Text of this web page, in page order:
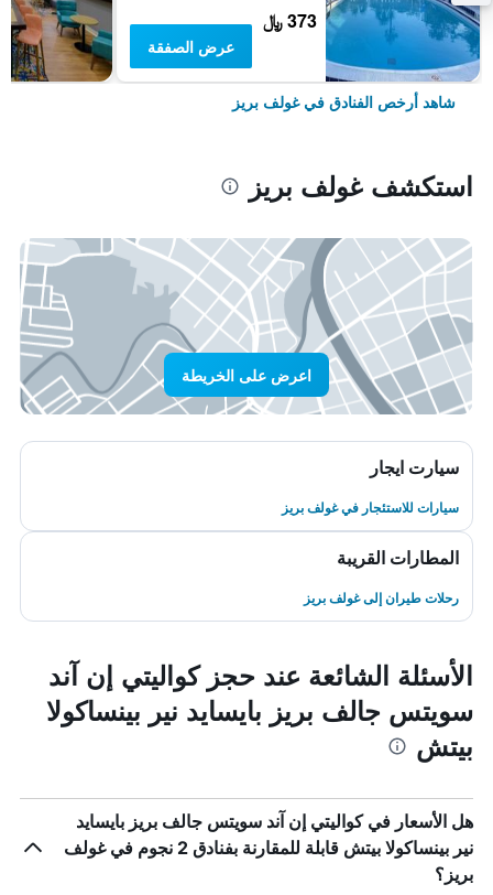
373 ﷼
عرض الصفقة
شاهد أرخص الفنادق في غولف بريز
استكشف غولف بريز
اعرض على الخريطة
سيارت ايجار
سيارات للاستئجار في غولف بريز
المطارات القريبة
رحلات طيران إلى غولف بريز
الأسئلة الشائعة عند حجز كواليتي إن آند
سويتس جالف بريز بايسايد نير بينساكولا
بيتش
هل الأسعار في كواليتي إن آند سويتس جالف بريز بايسايد
نير بينساكولا بيتش قابلة للمقارنة بفنادق 2 نجوم في غولف
بريز؟